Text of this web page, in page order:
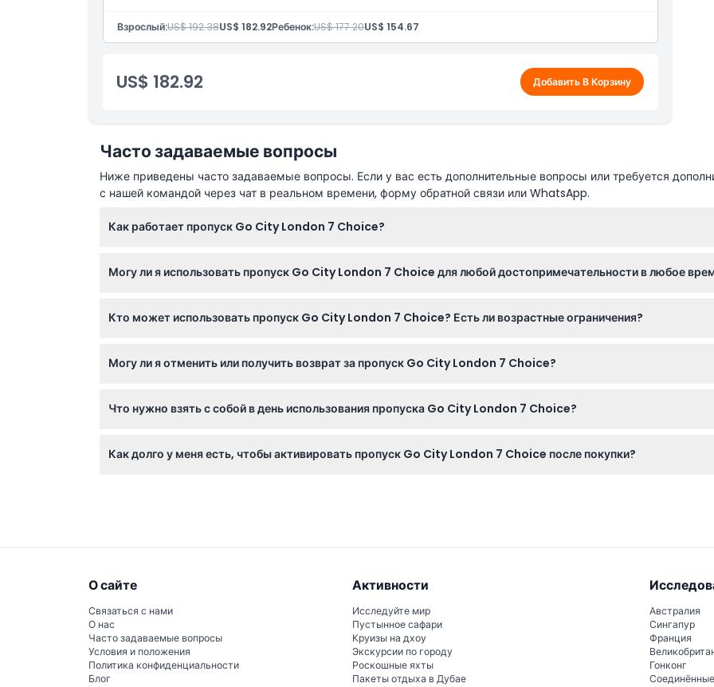
Местоположение
Политика отмены
Взрослый:US$ 192.38US$ 182.92Ребенок:US$ 177.20US$ 154.67
US$ 182.92 Добавить В Корзину
Часто задаваемые вопросы
Ниже приведены часто задаваемые вопросы. Если у вас есть дополнительные вопросы или требуется
с нашей командой через чат в реальном времени, форму обратной связи или WhatsApp.
Как работает пропуск Go City London 7 Choice?
месте. Пропуск активируется при посещении первой достопримечательности и действует в течение 30
Могу ли я использовать пропуск Go City London 7 Choice для любой достопримечательности в любое
предварительного бронирования или выбора времени посещения, поэтому лучше проверить это при онлайн-
Кто может использовать пропуск Go City London 7 Choice? Есть ли возрастные ограничения?
Могу ли я отменить или получить возврат за пропуск Go City London 7 Choice?
подтверждены перед бронированием.
Что нужно взять с собой в день использования пропуска Go City London 7 Choice?
требуются.
Как долго у меня есть, чтобы активировать пропуск Go City London 7 Choice после покупки?
О сайте
Связаться с нами
О нас
Часто задаваемые вопросы
Условия и положения
Политика конфиденциальности
Блог
Активности
Исследуйте мир
Пустынное сафари
Круизы на дхоу
Экскурсии по городу
Роскошные яхты
Пакеты отдыха в Дубае
Австралия
Сингапур
Франция
Гонконг